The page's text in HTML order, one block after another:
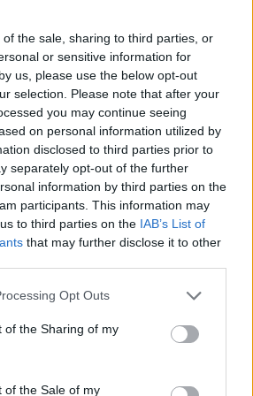
the sale, sharing to third parties, or
or sensitive information for
us, please use the below opt-out
selection. Please note that after your
you may continue seeing
on personal information utilized by
disclosed to third parties prior to
separately opt-out of the further
information by third parties on the
participants. This information may
to third parties on the IAB’s List of
that may further disclose it to other
Opt Outs
of the Sharing of my
of the Sale of my
– KalPa/Lukko/TPS
Lukko/TPS – Ilves
– KalPa/Lukko/TPS
Lukko/TPS – Ilves
– KalPa/Lukko/TPS
Lukko/TPS – Ilves
– HIFK